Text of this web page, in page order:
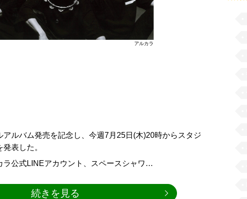
アルカラ
アルバム発売を記念し、今週7月25日(木)20時からスタジ
表した。
ラ公式LINEアカウント、スペースシャワ…
続きを見る